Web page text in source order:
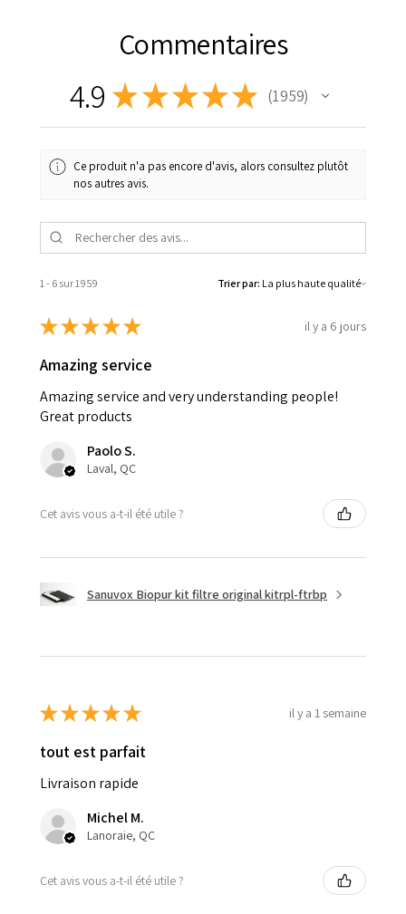
Commentaires
4.9 ★★★★★ 1 959
1959
Ce produit n'a pas encore d'avis, alors consultez plutôt
nos autres avis.
1 - 6 sur 1 959 Trier par:
★★★★★ il y a 6 jours
Amazing service
Amazing service and very understanding people!
Great products
Paolo S.
Laval, QC
Cet avis vous a-t-il été utile ?
Sanuvox Biopur kit filtre original kitrpl-ftrbp
★★★★★ il y a 1 semaine
tout est parfait
Livraison rapide
Michel M.
Lanoraie, QC
Cet avis vous a-t-il été utile ?